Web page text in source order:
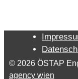
© 2026 ÖSTAP
agency wien